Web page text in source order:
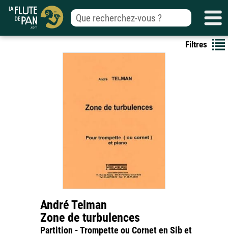
Filtres
André Telman
Zone de turbulences
Partition - Trompette ou Cornet en Sib et